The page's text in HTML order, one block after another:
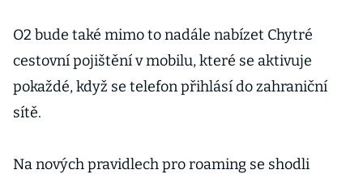
poplatků
O2 bude také mimo to nadále nabízet Chytré
cestovní pojištění v mobilu, které se aktivuje
pokaždé, když se telefon přihlásí do zahraniční
sítě.
Na nových pravidlech pro roaming se shodli